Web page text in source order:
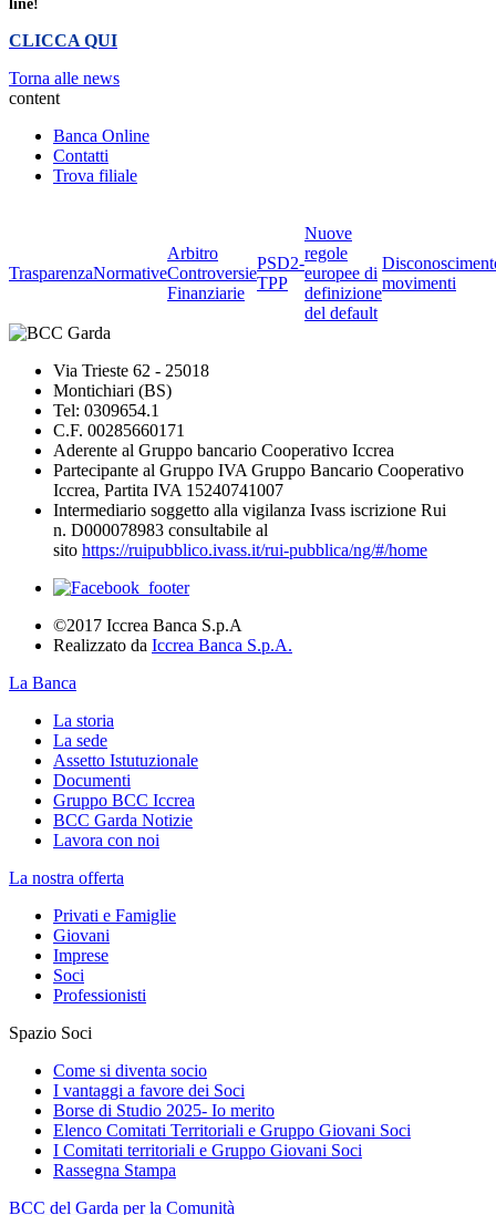
line!
CLICCA QUI
Torna alle news
content
Banca Online
Contatti
Trova filiale
TrasparenzaNormative
Arbitro
Controversie
Finanziarie
PSD2-
TPP
Nuove
regole
europee di
definizione
del default
movimenti
Via Trieste 62 - 25018
Montichiari (BS)
Tel: 0309654.1
C.F. 00285660171
Aderente al Gruppo bancario Cooperativo Iccrea
Partecipante al Gruppo IVA Gruppo Bancario Cooperativo
Iccrea, Partita IVA 15240741007
Intermediario soggetto alla vigilanza Ivass iscrizione Rui
n. D000078983 consultabile al
sito https://ruipubblico.ivass.it/rui-pubblica/ng/#/home
©2017 Iccrea Banca S.p.A
Realizzato da Iccrea Banca S.p.A.
La Banca
La storia
La sede
Assetto Istutuzionale
Documenti
Gruppo BCC Iccrea
BCC Garda Notizie
Lavora con noi
La nostra offerta
Privati e Famiglie
Giovani
Imprese
Soci
Professionisti
Spazio Soci
Come si diventa socio
I vantaggi a favore dei Soci
Borse di Studio 2025- Io merito
Elenco Comitati Territoriali e Gruppo Giovani Soci
I Comitati territoriali e Gruppo Giovani Soci
Rassegna Stampa
BCC del Garda per la Comunità